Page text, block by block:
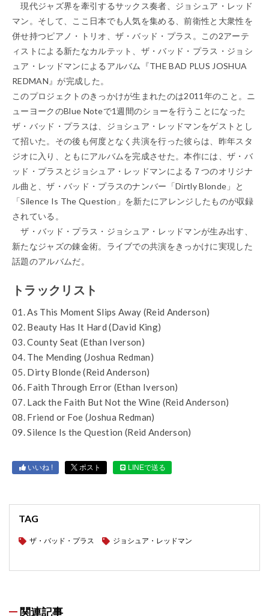
現代ジャズ界を牽引するサックス奏者、 ジョシュア・レッド
マン 。そして、ここ日本でも人気を集める、前衛性と大衆性を
併せ持つピアノ・トリオ、 ザ・バッド・プラス 。この2アーテ
ィストによる新たなカルテット、 ザ・バッド・プラス・ジョシ
ュア・レッドマンによるアルバム
『THE BAD PLUS JOSHUA
REDMAN』が完成した。
このプロジェクトのきっかけが生まれたのは2011年のこと。ニ
ューヨークのBlue Noteで1週間のショーを行うことになった
ザ・バッド・プラスは、 ジョシュア・レッドマンをゲストとし
て招いた。その後も何度となく共演を行った彼らは、昨年スタ
ジオに入り、ともにアルバムを完成させた。本作には、ザ・バ
ッド・プラス と ジョシュア・レッドマンによる７つのオリジナ
ル曲と、ザ・バッド・プラスのナンバー「Dirtly Blonde」と
「Silence Is The Question」を新たにアレンジしたものが収録
されている。
ザ・バッド・プラス・ジョシュア・レッドマンが生み出す、
新たなジャズの錬金術。ライブでの共演をきっかけに実現した
話題のアルバムだ。
トラックリスト
01. As This Moment Slips Away (Reid Anderson)
02. Beauty Has It Hard (David King)
03. County Seat (Ethan Iverson)
04. The Mending (Joshua Redman)
05. Dirty Blonde (Reid Anderson)
06. Faith Through Error (Ethan Iverson)
07. Lack the Faith But Not the Wine (Reid Anderson)
08. Friend or Foe (Joshua Redman)
09. Silence Is the Question (Reid Anderson)
いいね ! ポスト LINEで送る
TAG
ザ・バッド・プラス ジョシュア・レッドマン
関連記事